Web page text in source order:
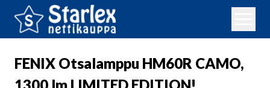
FENIX Otsalamppu HM60R CAMO,